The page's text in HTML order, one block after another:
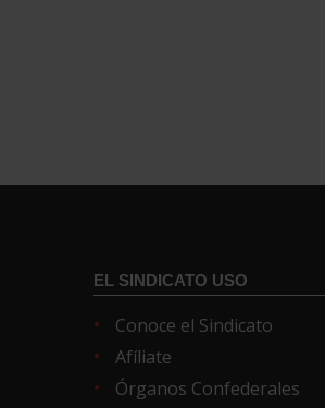
EL SINDICATO USO
Conoce el Sindicato
Afíliate
Órganos Confederales